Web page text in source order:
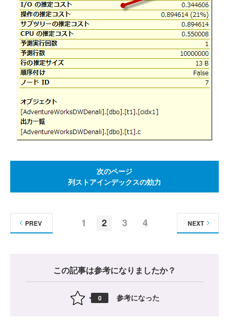
次のページ
列ストアインデックスの効力
1 2 3 4
PREV NEXT
この記事は参考になりましたか？
0 参考になった